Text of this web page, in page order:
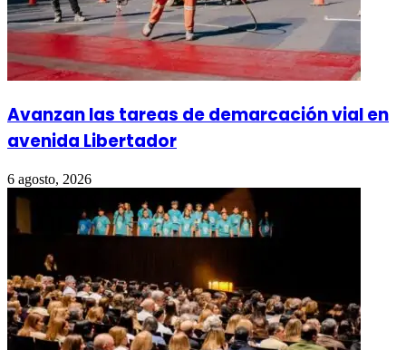
Avanzan las tareas de demarcación vial en
avenida Libertador
6 agosto, 2026